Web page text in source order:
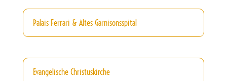
Palais Ferrari & Altes Garnisonsspital
Evangelische Christuskirche